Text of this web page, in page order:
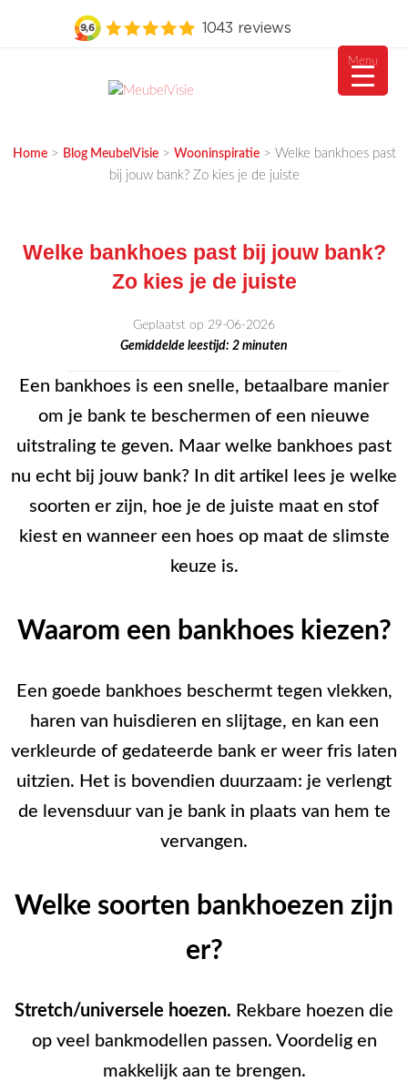
inhoud
Home> Blog MeubelVisie> Wooninspiratie> Welke bankhoes past
bij jouw bank? Zo kies je de juiste
Welke bankhoes past bij jouw bank?
Zo kies je de juiste
Geplaatst op 29-06-2026
Gemiddelde leestijd: 2 minuten
Een bankhoes is een snelle, betaalbare manier
om je bank te beschermen of een nieuwe
uitstraling te geven. Maar welke bankhoes past
nu echt bij jouw bank? In dit artikel lees je welke
soorten er zijn, hoe je de juiste maat en stof
kiest en wanneer een hoes op maat de slimste
keuze is.
Waarom een bankhoes kiezen?
Een goede bankhoes beschermt tegen vlekken,
haren van huisdieren en slijtage, en kan een
verkleurde of gedateerde bank er weer fris laten
uitzien. Het is bovendien duurzaam: je verlengt
de levensduur van je bank in plaats van hem te
vervangen.
Welke soorten bankhoezen zijn
er?
Stretch/universele hoezen. Rekbare hoezen die
op veel bankmodellen passen. Voordelig en
makkelijk aan te brengen.
Menu